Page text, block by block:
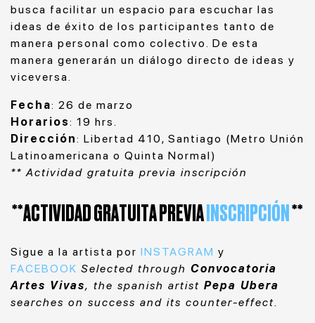
busca facilitar un espacio para escuchar las
ideas de éxito de los participantes tanto de
manera personal como colectivo. De esta
manera generarán un diálogo directo de ideas y
viceversa.
Fecha: 26 de marzo
Horarios: 19 hrs.
Dirección: Libertad 410, Santiago (Metro Unión
Latinoamericana o Quinta Normal)
** Actividad gratuita previa inscripción
**ACTIVIDAD GRATUITA PREVIAINSCRIPCIÓN**
Sigue a la artista por INSTAGRAM y
FACEBOOK Selected through Convocatoria
Artes Vivas, the spanish artist Pepa Ubera
searches on success and its counter-effect.